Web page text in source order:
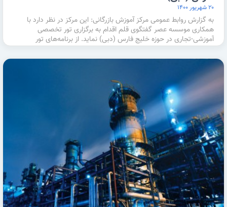
۲۰ شهریور ۱۴۰۰
به گزارش روابط عمومی مرکز آموزش بازرگانی: این مرکز در نظر دارد با
همکاری موسسه عصر گفتگوی قلم اقدام به برگزاری تور تخصصی
آموزشی-تجاری در حوزه خلیج فارس (دبی) نماید. از برنامه‌های تور
می‌توان به …